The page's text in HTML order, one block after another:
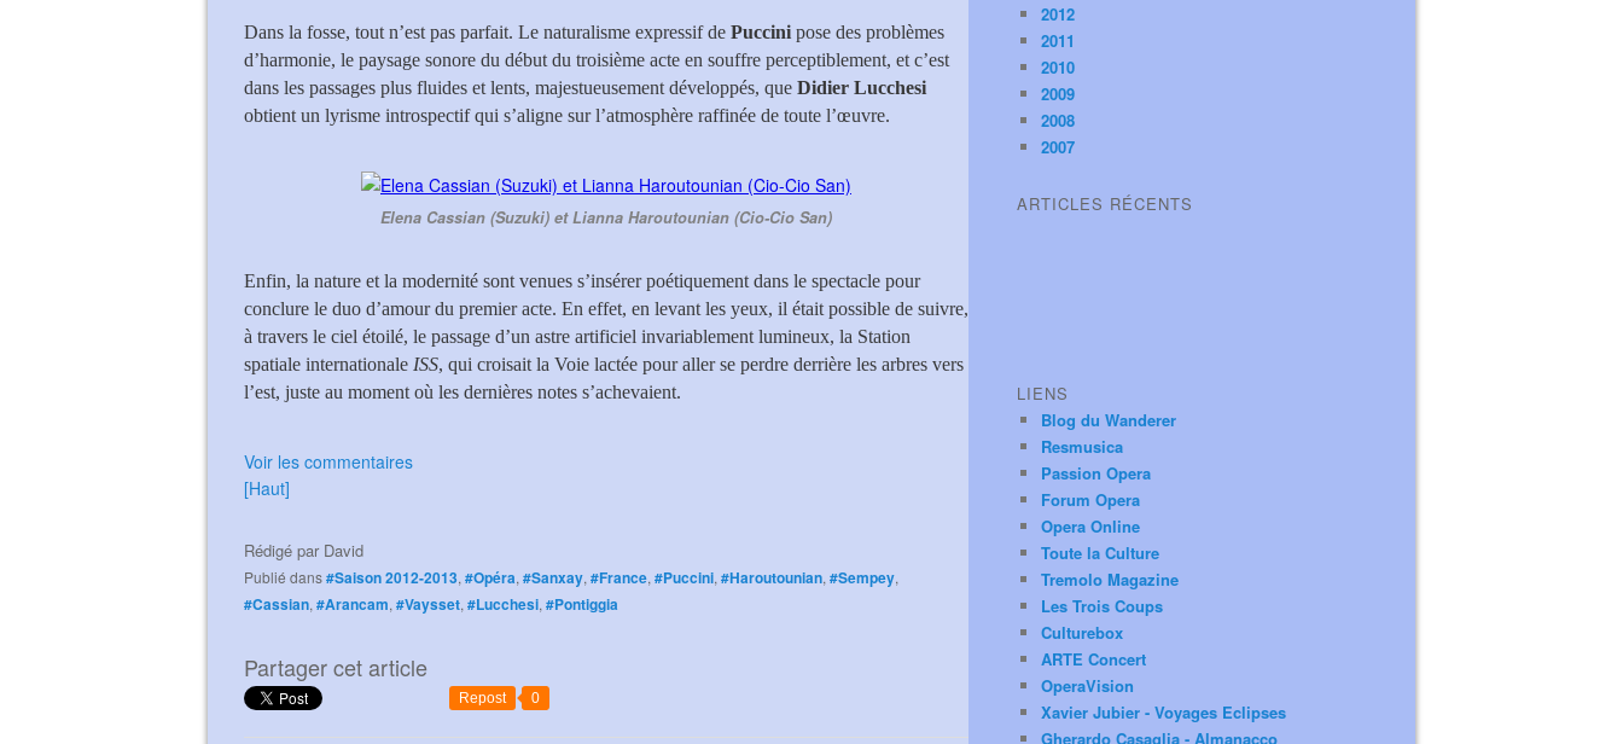
Dans la fosse, tout n’est pas parfait. Le naturalisme expressif de Puccini pose des problèmes
d’harmonie, le paysage sonore du début du troisième acte en souffre perceptiblement, et c’est
dans les passages plus fluides et lents, majestueusement développés, que Didier Lucchesi
obtient un lyrisme introspectif qui s’aligne sur l’atmosphère raffinée de toute l’œuvre.
Elena Cassian (Suzuki) et Lianna Haroutounian (Cio-Cio San)
Enfin, la nature et la modernité sont venues s’insérer poétiquement dans le spectacle pour
conclure le duo d’amour du premier acte. En effet, en levant les yeux, il était possible de suivre,
à travers le ciel étoilé, le passage d’un astre artificiel invariablement lumineux, la Station
spatiale internationale ISS, qui croisait la Voie lactée pour aller se perdre derrière les arbres vers
l’est, juste au moment où les dernières notes s’achevaient.
Voir les commentaires
[Haut]
Rédigé par David
Publié dans#Saison 2012-2013, #Opéra, #Sanxay, #France, #Puccini, #Haroutounian, #Sempey,
#Cassian, #Arancam, #Vaysset, #Lucchesi, #Pontiggia
Partager cet article
Repost 0
2012
2011
2010
2009
2008
2007
ARTICLES RÉCENTS
LIENS
Blog du Wanderer
Resmusica
Passion Opera
Forum Opera
Opera Online
Toute la Culture
Tremolo Magazine
Les Trois Coups
Culturebox
ARTE Concert
OperaVision
Xavier Jubier - Voyages Eclipses
Gherardo Casaglia - Almanacco